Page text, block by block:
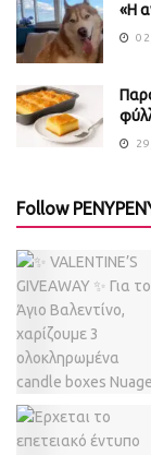
«Η
Follow